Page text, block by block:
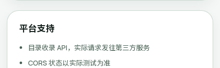
平台支持
目录收录 API，实际请求发往第三方服务
CORS 状态以实际测试为准